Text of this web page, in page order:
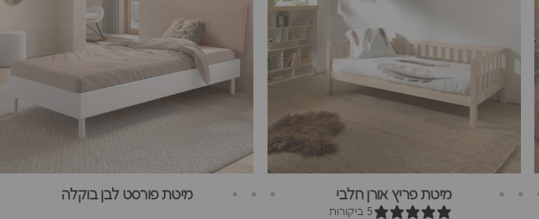
מיטת פריץ אורן חלבי
5 ביקורות
מיטת פורסט לבן בוקלה